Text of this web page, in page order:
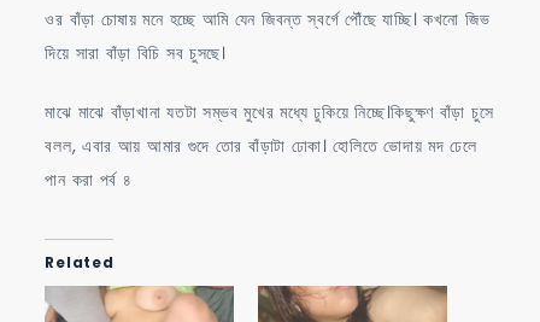
ওর বাঁড়া চোষায় মনে হচ্ছে আমি যেন জিবন্ত স্বর্গে পৌঁছে যাচ্ছি। কখনো জিভ
দিয়ে সারা বাঁড়া বিচি সব চুসছে।
মাঝে মাঝে বাঁড়াখানা যতটা সম্ভব মুখের মধ্যে ঢুকিয়ে নিচ্ছে।কিছুক্ষণ বাঁড়া চুসে
বলল, এবার আয় আমার গুদে তোর বাঁড়াটা ঢোকা। হোলিতে ভোদায় মদ ঢেলে
পান করা পর্ব ৪
Related